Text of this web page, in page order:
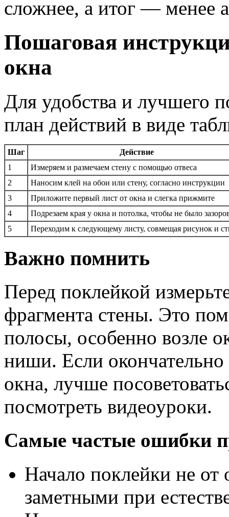
сложнее, а итог — менее
Пошаговая
окна
Для удобства и лучшего
план действий в виде
Шаг
Действие
1
Измеряем и размечаем стену с помощью отвеса
2
Наносим клей на обои или стену, согласно инструкции
3
Приложите первый лист от окна и слегка прижмите
4
Подрезаем края у окна и потолка, чтобы не было
5
Переходим к следующему листу, совмещая рисунок и
Важно помнить
Перед поклейкой
фрагмента стены. Это
полосы, особенно возле
ниши. Если окончательно
окна, лучше
посмотреть видеоуроки.
Самые частые ошибки
Начало поклейки не от
заметными при